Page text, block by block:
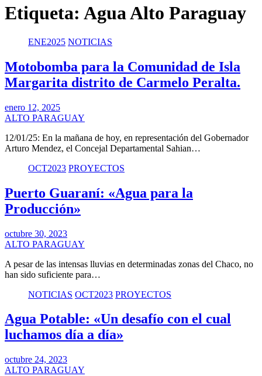
Etiqueta: Agua Alto Paraguay
ENE2025 NOTICIAS
Motobomba para la Comunidad de Isla
Margarita distrito de Carmelo Peralta.
enero 12, 2025
ALTO PARAGUAY
12/01/25: En la mañana de hoy, en representación del Gobernador
Arturo Mendez, el Concejal Departamental Sahian…
OCT2023 PROYECTOS
Puerto Guaraní: «Agua para la
Producción»
octubre 30, 2023
ALTO PARAGUAY
A pesar de las intensas lluvias en determinadas zonas del Chaco, no
han sido suficiente para…
NOTICIAS OCT2023 PROYECTOS
Agua Potable: «Un desafío con el cual
luchamos día a día»
octubre 24, 2023
ALTO PARAGUAY